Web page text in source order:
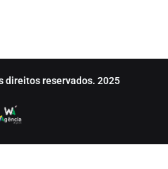
direitos reservados. 2025